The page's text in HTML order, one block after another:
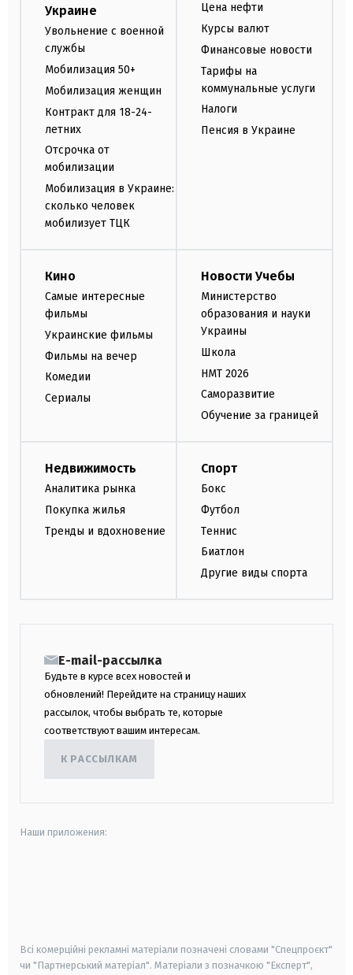
Украине
Увольнение с военной
службы
Мобилизация 50+
Мобилизация женщин
Контракт для 18-24-
летних
Отсрочка от
мобилизации
Мобилизация в Украине:
сколько человек
мобилизует ТЦК
Цена нефти
Курсы валют
Финансовые новости
Тарифы на
коммунальные услуги
Налоги
Пенсия в Украине
Кино
Самые интересные
фильмы
Украинские фильмы
Фильмы на вечер
Комедии
Сериалы
Новости Учебы
Министерство
образования и науки
Украины
Школа
НМТ 2026
Саморазвитие
Обучение за границей
Недвижимость
Аналитика рынка
Покупка жилья
Тренды и вдохновение
Спорт
Бокс
Футбол
Теннис
Биатлон
Другие виды спорта
E-mail-рассылка
Будьте в курсе всех новостей и
обновлений! Перейдите на страницу наших
рассылок, чтобы выбрать те, которые
соответствуют вашим интересам.
К РАССЫЛКАМ
Наши приложения:
Всі комерційні рекламні матеріали позначені словами "Спецпроєкт"
чи "Партнерський матеріал". Матеріали з позначкою "Експерт",